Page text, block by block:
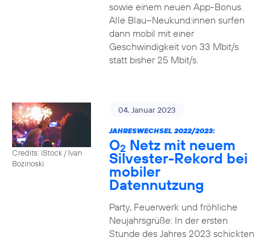
sowie einem neuen App-Bonus.
Alle Blau–Neukund:innen surfen
dann mobil mit einer
Geschwindigkeit von 33 Mbit/s
statt bisher 25 Mbit/s.
Credits: iStock / Ivan
Bozinoski
04. Januar 2023
JAHRESWECHSEL 2022/2023:
O2 Netz mit neuem
Silvester-Rekord bei
mobiler
Datennutzung
Party, Feuerwerk und fröhliche
Neujahrsgrüße: In der ersten
Stunde des Jahres 2023 schickten